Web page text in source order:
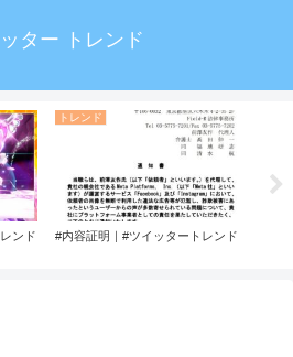
ター トレンド
ンド
トレンド
#内容証明｜#ツイッタートレンド